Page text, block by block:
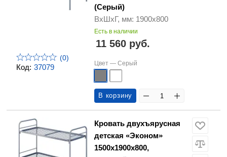
Код: 37079
(0)
(Серый)
ВхШхГ, мм: 1900х800
Есть в наличии
11 560 руб.
Цвет — Серый
В корзину
Кровать двухъярусная
детская «Эконом»
1500х1900х800,